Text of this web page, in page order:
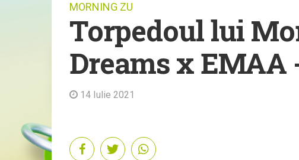
MORNING ZU
Torpedoul lui
Dreams x EMAA
14 Iulie 2021